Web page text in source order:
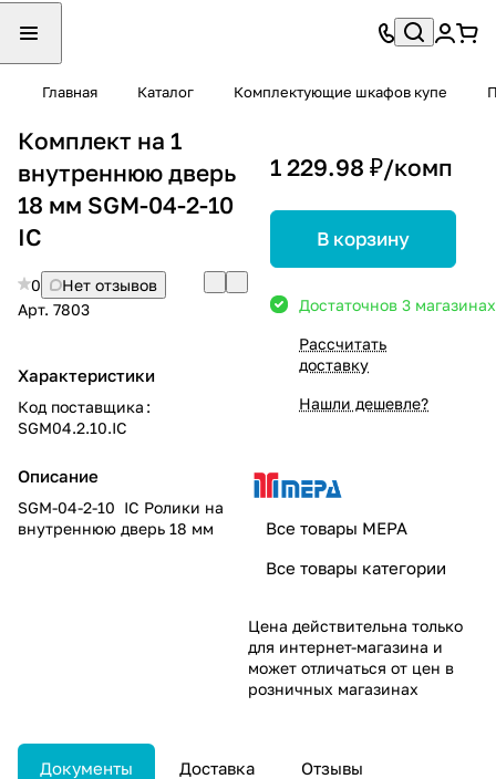
Главная Каталог Комплектующие шкафов купе
Комплект на 1
внутреннюю дверь
18 мм SGM-04-2-10
IC
0
Нет отзывов
Арт. 7803
Характеристики
Код поставщика :
SGM04.2.10.IC
Описание
SGM-04-2-10 IC Ролики на
внутреннюю дверь 18 мм
1 229.98 ₽/комп
В корзину
Достаточнов 3 магазинах
Рассчитать
доставку
Нашли дешевле?
Все товары MEPA
Все товары категории
Цена действительна только
для интернет-магазина и
может отличаться от цен в
розничных магазинах
Документы Доставка Отзывы